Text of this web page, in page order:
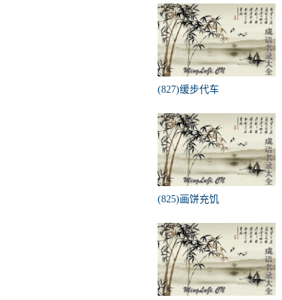
(827)缓步代车
(825)画饼充饥